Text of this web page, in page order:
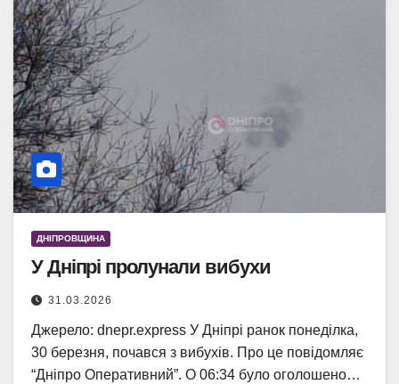
ДНІПРОВЩИНА
У Дніпрі пролунали вибухи
31.03.2026
Джерело: dnepr.express У Дніпрі ранок понеділка,
30 березня, почався з вибухів. Про це повідомляє
“Дніпро Оперативний”. О 06:34 було оголошено…